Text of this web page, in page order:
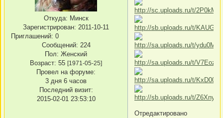
Откуда: Минск
Зарегистрирован: 2011-10-11
Приглашений: 0
Сообщений: 224
Пол: Женский
Возраст: 55 [1971-05-25]
Провел на форуме:
3 дня 6 часов
Последний визит:
2015-02-01 23:53:10
Отредактировано